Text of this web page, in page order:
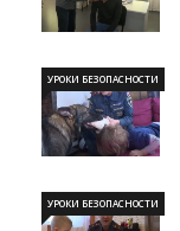
УРОКИ БЕЗОПАСНОСТИ
УРОКИ БЕЗОПАСНОСТИ